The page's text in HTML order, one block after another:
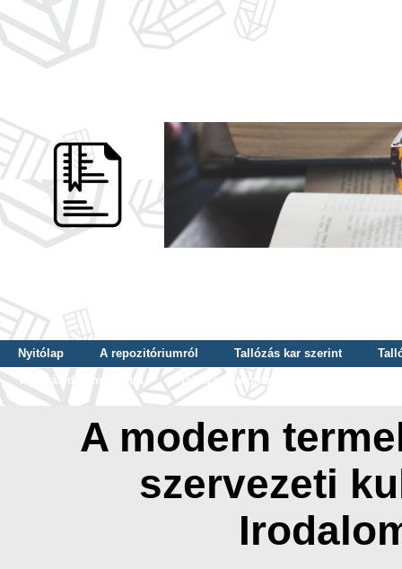
Nyitólap A repozitóriumról Tallózás kar szerint
Tallózás dátum szerint
Tallózás tudományterület szerint
A modern
szervezeti